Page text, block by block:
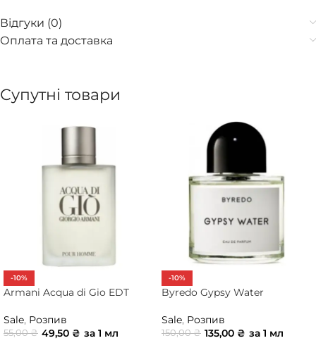
Відгуки (0)
Оплата та доставка
Супутні товари
-10%
Armani Acqua di Gio EDT
Sale, Розпив
55,00₴ 49,50 ₴ за 1 мл
-10%
Byredo Gypsy Water
Sale, Розпив
150,00₴ 135,00 ₴ за 1 мл